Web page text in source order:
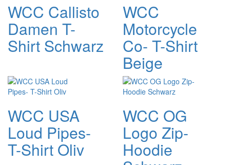
WCC Callisto
Damen T-
Shirt Schwarz
WCC
Motorcycle
Co- T-Shirt
Beige
WCC USA
Loud Pipes-
T-Shirt Oliv
WCC OG
Logo Zip-
Hoodie